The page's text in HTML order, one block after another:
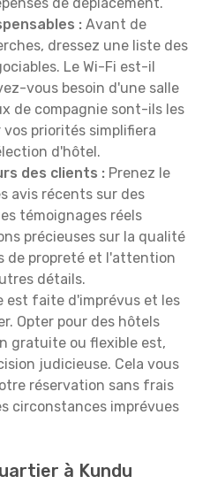
: Avant de
dressez une liste des
Le Wi-Fi est-il
vous besoin d'une salle
de compagnie sont-ils les
priorités simplifiera
d'hôtel.
des clients : Prenez le
avis récents sur des
témoignages réels
précieuses sur la qualité
de propreté et l'attention
détails.
est faite d'imprévus et les
Opter pour des hôtels
gratuite ou flexible est,
judicieuse. Cela vous
réservation sans frais
circonstances imprévues
à Kundu